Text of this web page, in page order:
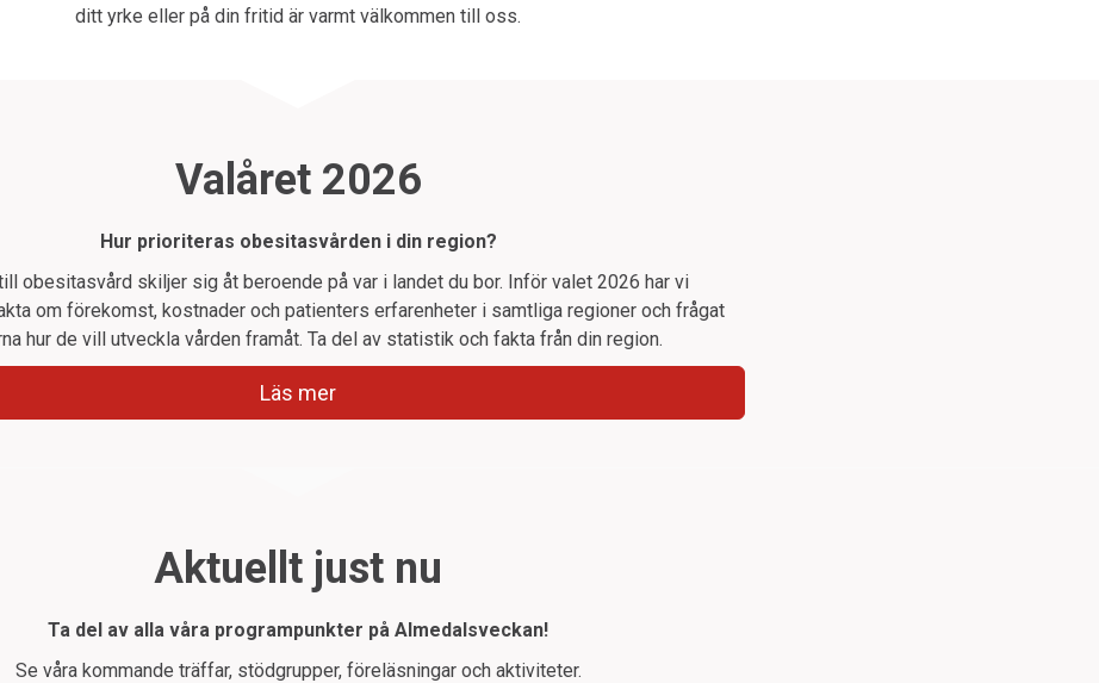
ditt yrke eller på din fritid är varmt välkommen till oss.
Valåret 2026
Hur prioriteras obesitasvården i din region?
obesitasvård skiljer sig åt beroende på var i landet du bor. Inför valet 2026 har vi
om förekomst, kostnader och patienters erfarenheter i samtliga regioner och frågat
hur de vill utveckla vården framåt. Ta del av statistik och fakta från din region.
Läs mer
Aktuellt just nu
Ta del av alla våra programpunkter på Almedalsveckan!
Se våra kommande träffar, stödgrupper, föreläsningar och aktiviteter.